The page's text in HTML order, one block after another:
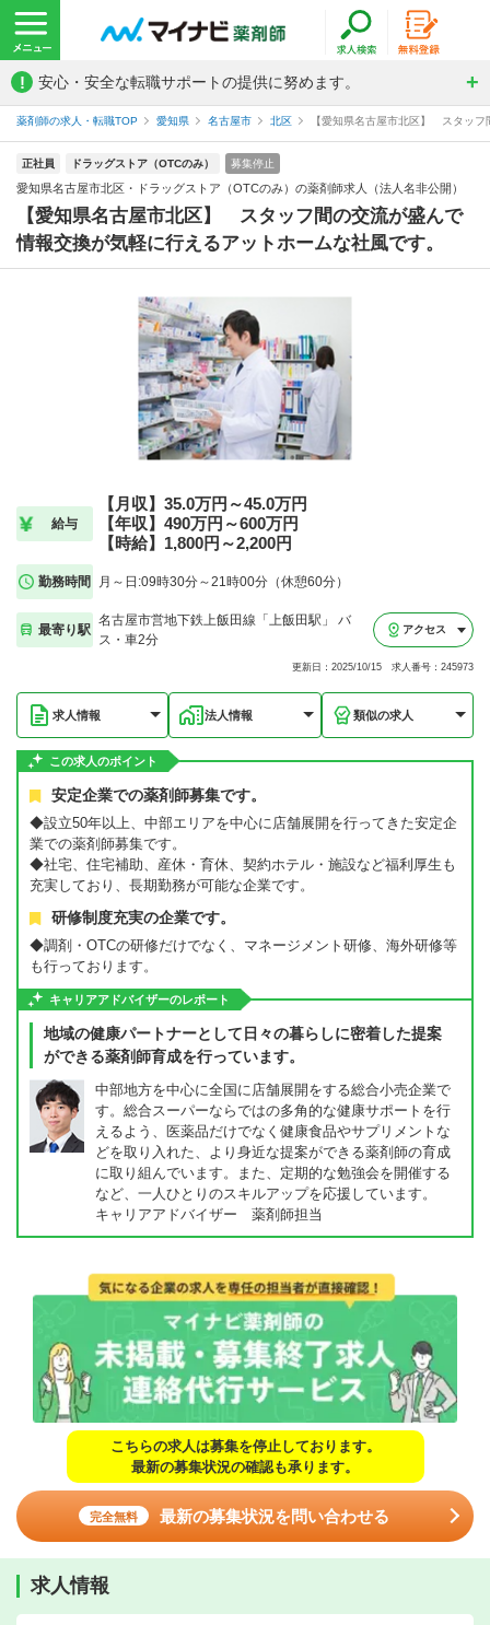
! 安心・安全な転職サポートの提供に努めます。
薬剤師の求人・転職TOP 愛知県 名古屋市 北区 【愛知県名古屋市北区】 スタッ
正社員 ドラッグストア（OTCのみ） 募集停止
愛知県名古屋市北区・ドラッグストア（OTCのみ）の薬剤師求人（法人名非公開）
【愛知県名古屋市北区】 スタッフ間の交流が盛んで
情報交換が気軽に行えるアットホームな社風です。
給与
【月収】35.0万円～45.0万円
【年収】490万円～600万円
【時給】1,800円～2,200円
勤務時間 月～日:09時30分～21時00分（休憩60分）
最寄り駅
名古屋市営地下鉄上飯田線「上飯田駅」 バ
ス・車2分
アクセス
更新日：2025/10/15 求人番号：245973
求人情報 法人情報 類似の求人
この求人のポイント
安定企業での薬剤師募集です。
◆設立50年以上、中部エリアを中心に店舗展開を行ってきた安定企
業での薬剤師募集です。
◆社宅、住宅補助、産休・育休、契約ホテル・施設など福利厚生も
充実しており、長期勤務が可能な企業です。
研修制度充実の企業です。
◆調剤・OTCの研修だけでなく、マネージメント研修、海外研修等
も行っております。
キャリアアドバイザーのレポート
地域の健康パートナーとして日々の暮らしに密着した提案
ができる薬剤師育成を行っています。
中部地方を中心に全国に店舗展開をする総合小売企業で
す。総合スーパーならではの多角的な健康サポートを行
えるよう、医薬品だけでなく健康食品やサプリメントな
どを取り入れた、より身近な提案ができる薬剤師の育成
に取り組んでいます。また、定期的な勉強会を開催する
など、一人ひとりのスキルアップを応援しています。
キャリアアドバイザー 薬剤師担当
こちらの求人は募集を停止しております。
最新の募集状況の確認も承ります。
完全無料 最新の募集状況を問い合わせる
求人情報